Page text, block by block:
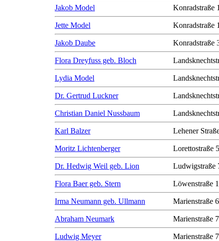
Jakob Model Konradstraße
Jette Model Konradstraße
Jakob Daube Konradstraße
Flora Dreyfuss geb. Bloch
Lydia Model
Dr. Gertrud Luckner
Christian Daniel Nussbaum
Karl Balzer Lehener
Moritz Lichtenberger Lorettostraße
Dr. Hedwig Weil geb. Lion Ludwigstraße
Flora Baer geb. Stern Löwenstraße 1
Irma Neumann geb. Ullmann Marienstraße 6
Abraham Neumark Marienstraße 7
Ludwig Meyer Marienstraße 7